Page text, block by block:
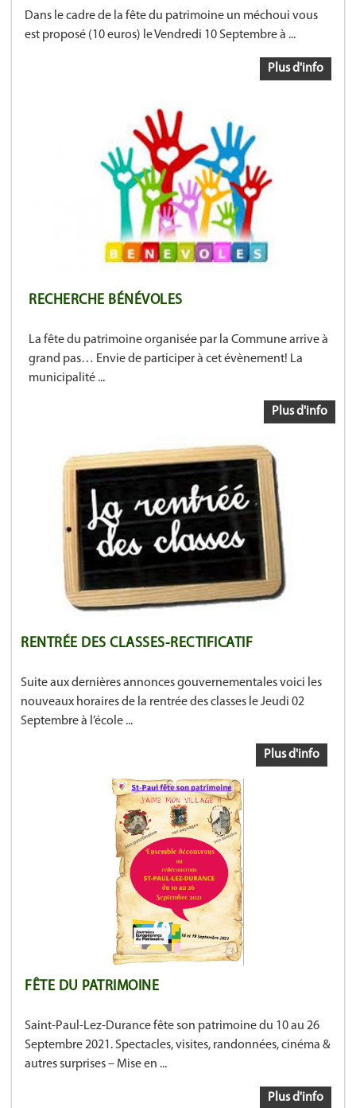
Dans le cadre de la fête du patrimoine un méchoui vous
est proposé (10 euros) le Vendredi 10 Septembre à ...
Plus d'info
RECHERCHE BÉNÉVOLES
La fête du patrimoine organisée par la Commune arrive à
grand pas… Envie de participer à cet évènement! La
municipalité ...
Plus d'info
RENTRÉE DES CLASSES-RECTIFICATIF
Suite aux dernières annonces gouvernementales voici les
nouveaux horaires de la rentrée des classes le Jeudi 02
Septembre à l’école ...
Plus d'info
FÊTE DU PATRIMOINE
Saint-Paul-Lez-Durance fête son patrimoine du 10 au 26
Septembre 2021. Spectacles, visites, randonnées, cinéma &
autres surprises – Mise en ...
Plus d'info